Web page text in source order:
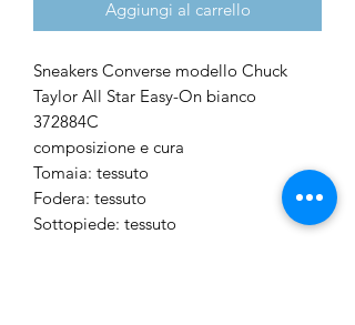
Aggiungi al carrello
Sneakers Converse modello Chuck
Taylor All Star Easy-On bianco
372884C
composizione e cura
Tomaia: tessuto
Fodera: tessuto
Sottopiede: tessuto